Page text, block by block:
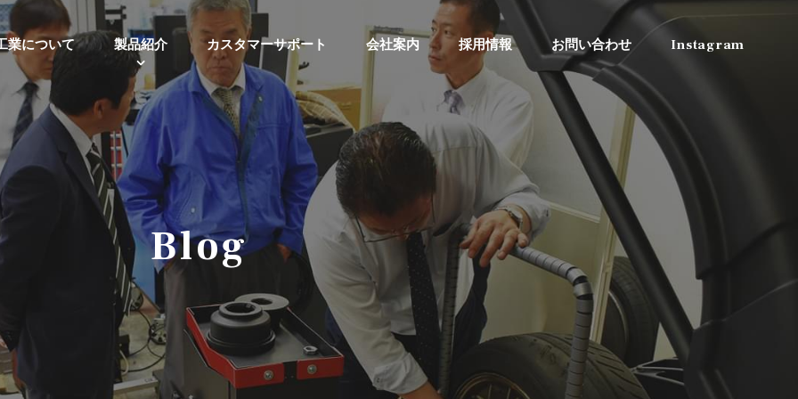
業について 製品紹介 カスタマーサポート 会社案内 採用情報 お問い合わせ Instagram
Blog